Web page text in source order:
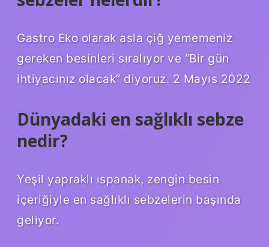
Gastro Eko olarak asla çiğ yememeniz
gereken besinleri sıralıyor ve “Bir gün
ihtiyacınız olacak” diyoruz. 2 Mayıs 2022
Dünyadaki en sağlıklı sebze
nedir?
Yeşil yapraklı ıspanak, zengin besin
içeriğiyle en sağlıklı sebzelerin başında
geliyor.